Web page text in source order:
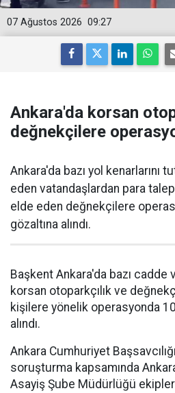
09:27
07 Ağustos 2026
Ankara'da korsan
değnekçilere
Ankara'da bazı yol kenarlarını
eden vatandaşlardan para
elde eden değnekçilere
gözaltına alındı.
Başkent Ankara'da bazı
korsan otoparkçılık ve
kişilere yönelik operasyonda
alındı.
Ankara Cumhuriyet
soruşturma kapsamında
Asayiş Şube Müdürlüğü